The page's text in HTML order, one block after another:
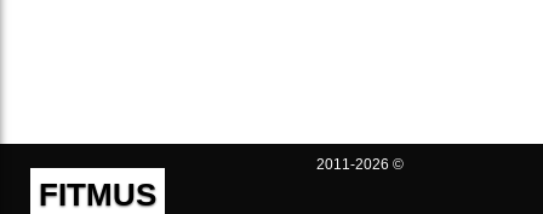
FITMUS
2011-2026 ©